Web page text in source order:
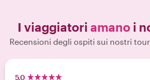
I viaggiatori amano i
Recensioni degli ospiti sui nostri
5.0